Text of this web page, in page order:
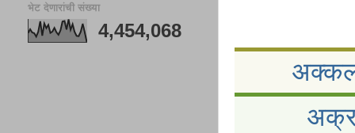
भेट देणारांची संख्या
4,454,068